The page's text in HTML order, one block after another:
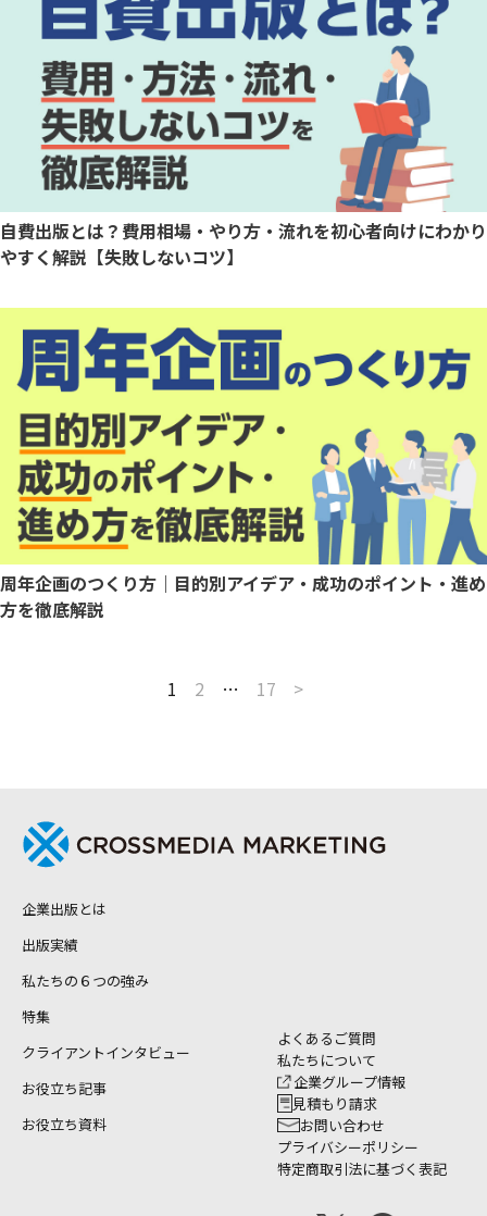
自費出版とは？費用相場・やり方・流れを初心者向けにわかり
やすく解説【失敗しないコツ】
周年企画のつくり方｜目的別アイデア・成功のポイント・進め
方を徹底解説
1 2 … 17 >
企業出版とは
出版実績
私たちの６つの強み
特集
クライアントインタビュー
お役立ち記事
お役立ち資料
よくあるご質問
私たちについて
企業グループ情報
見積もり請求
お問い合わせ
プライバシーポリシー
特定商取引法に基づく表記